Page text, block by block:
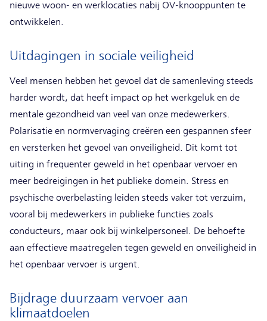
nieuwe woon- en werklocaties nabij OV-knooppunten te
ontwikkelen.
Uitdagingen in sociale veiligheid
Veel mensen hebben het gevoel dat de samenleving steeds
harder wordt, dat heeft impact op het werkgeluk en de
mentale gezondheid van veel van onze medewerkers.
Polarisatie en normvervaging creëren een gespannen sfeer
en versterken het gevoel van onveiligheid. Dit komt tot
uiting in frequenter geweld in het openbaar vervoer en
meer bedreigingen in het publieke domein. Stress en
psychische overbelasting leiden steeds vaker tot verzuim,
vooral bij medewerkers in publieke functies zoals
conducteurs, maar ook bij winkelpersoneel. De behoefte
aan effectieve maatregelen tegen geweld en onveiligheid in
het openbaar vervoer is urgent.
Bijdrage duurzaam vervoer aan
klimaatdoelen